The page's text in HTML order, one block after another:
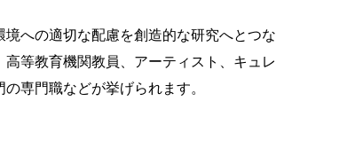
への適切な配慮を創造的な研究へとつな
等教育機関教員、アーティスト、キュレ
専門職などが挙げられます。